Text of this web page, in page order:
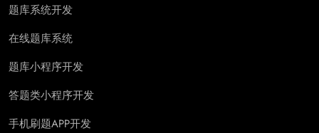
题库系统开发
在线题库系统
题库小程序开发
答题类小程序开发
手机刷题APP开发